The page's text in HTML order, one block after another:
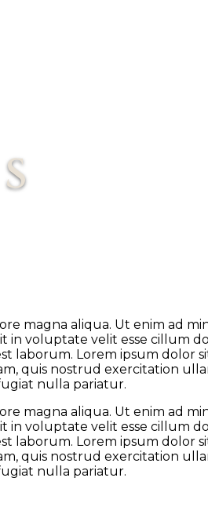
magna aliqua. Ut enim ad
in voluptate velit esse cillum
laborum. Lorem ipsum dolor
quis nostrud exercitation
nulla pariatur.
magna aliqua. Ut enim ad
in voluptate velit esse cillum
laborum. Lorem ipsum dolor
quis nostrud exercitation
nulla pariatur.